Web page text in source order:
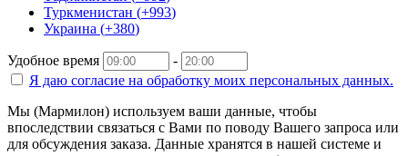
Туркменистан (+993)
Украина (+380)
Удобное время
-
Я даю согласие на обработку моих персональных данных.
Мы (Мармилон) используем ваши данные, чтобы
впоследствии связаться с Вами по поводу Вашего запроса или
для обсуждения заказа. Данные хранятся в нашей системе и